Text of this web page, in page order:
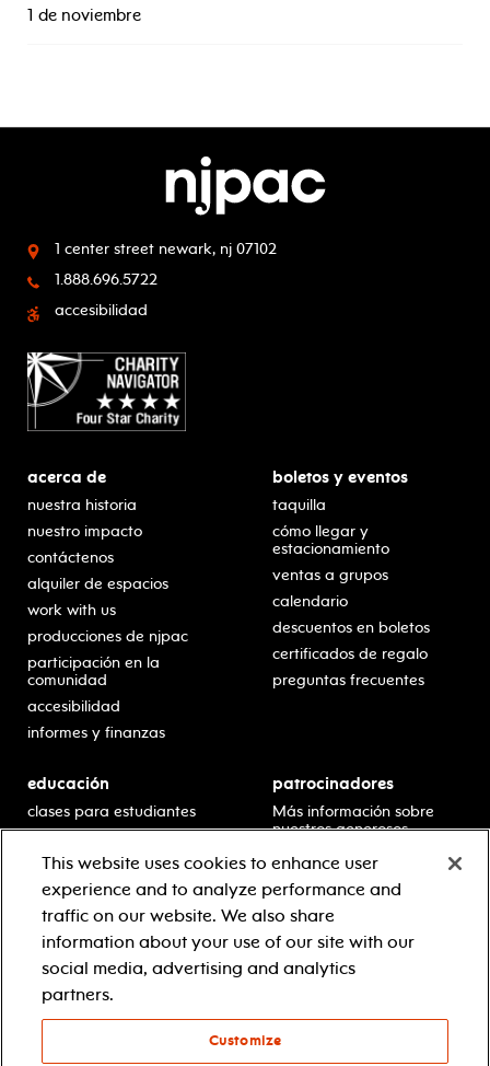
1 de noviembre
1 center street newark, nj 07102
1.888.696.5722
accesibilidad
acerca de
nuestra historia
nuestro impacto
contáctenos
alquiler de espacios
work with us
producciones de njpac
participación en la
comunidad
accesibilidad
informes y finanzas
boletos y eventos
taquilla
cómo llegar y
estacionamiento
ventas a grupos
calendario
descuentos en boletos
certificados de regalo
preguntas frecuentes
educación
clases para estudiantes
escolar
residencias en escuelas
desarrollo profesional
recursos para docentes
comuníquese con el
equipo educativo
patrocinadores
Más información sobre
nuestros generosos
This website uses cookies to enhance user
experience and to analyze performance and
traffic on our website. We also share
information about your use of our site with our
social media, advertising and analytics
partners.
Customize